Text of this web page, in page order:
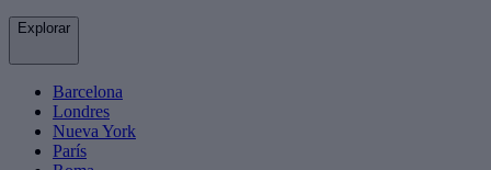
Explorar
Barcelona
Londres
Nueva York
París